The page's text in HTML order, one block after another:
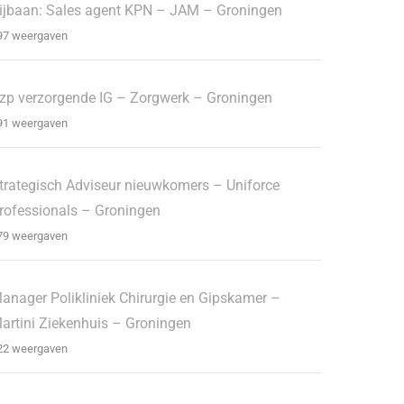
Sales agent KPN – JAM – Groningen
weergaven
verzorgende IG – Zorgwerk – Groningen
weergaven
Adviseur nieuwkomers – Uniforce
– Groningen
weergaven
Polikliniek Chirurgie en Gipskamer –
Ziekenhuis – Groningen
weergaven